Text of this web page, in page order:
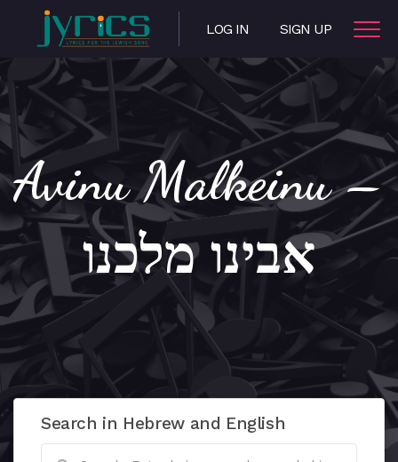
LOG IN SIGN UP
Avinu Malkeinu –
אבינו מלכנו
Search in Hebrew and English